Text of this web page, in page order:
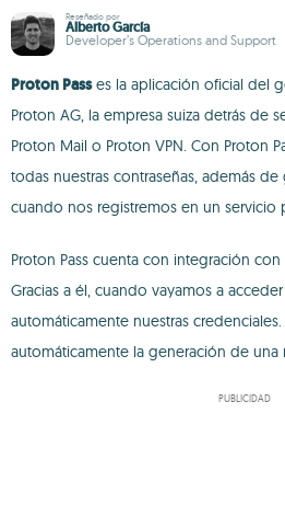
Reseñado por
Alberto García
Developer’s Operations and Support
Proton Passes la aplicación oficial del
Proton AG, la empresa suiza detrás de
Proton Mail o Proton VPN. Con Proton
todas nuestras contraseñas, además de
cuando nos registremos en un servicio
Proton Pass cuenta con integración
Gracias a él, cuando vayamos a
automáticamente nuestras
automáticamente la generación de una
PUBLICIDAD